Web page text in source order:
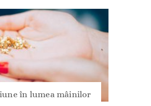
în lumea mâinilor